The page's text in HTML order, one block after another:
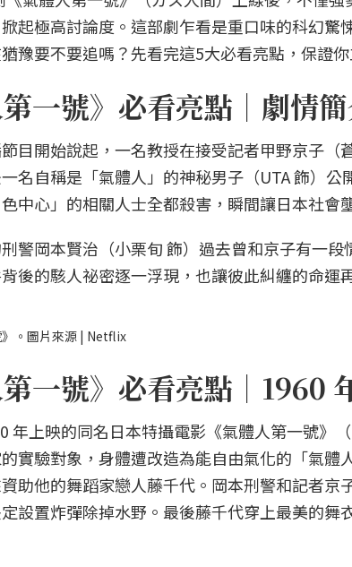
起極高討論度。這部劇乍看是重口味的科幻驚
豫要不要追嗎？先看完這5大必看亮點，保證你
第一號》必看亮點｜劇情
目開始說起，一名教授在接受記者甲野京子（
名自稱是「氣體人」的神秘男子（UTA 飾）
中心」的相關人士全都殺害，瞬間讓日本社會
警岡本賢治（小栗旬 飾）過去曾和京子有一
後的駭人祕密逐一浮現，也讓彼此糾纏的命運
。圖片來源 | Netflix
第一號》必看亮點｜1960
年上映的同名日本特攝電影《氣體人第一號》
實驗對象，身體遭改造為能自由氣化的「氣體
助他的舞蹈家戀人藤千代。岡本刑警和記者京
設置炸彈除掉水野。最後藤千代穿上最美的舞